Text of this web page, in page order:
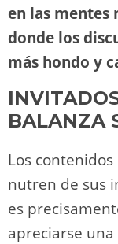
en las mentes
donde los
más hondo y
BALANZA
Los
nutren de sus
es
apreciarse